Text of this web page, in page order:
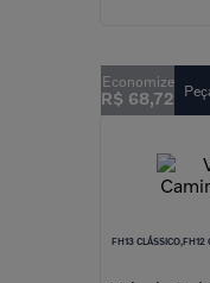
R$ 68,72
FH13 CLÁSSICO,FH12